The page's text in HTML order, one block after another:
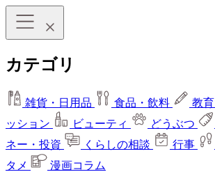
カテゴリ
雑貨・日用品 食品・飲料 教育
ッション
ビューティ どうぶつ
ネー・投資
くらしの相談 行事
タメ
漫画コラム